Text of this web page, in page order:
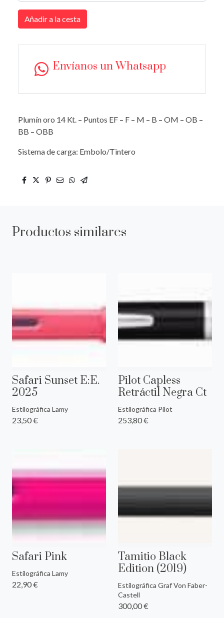
Añadir a la cesta
Envíanos un Whatsapp
Plumín oro 14 Kt. – Puntos EF – F – M – B – OM – OB –
BB – OBB
Sistema de carga: Embolo/Tintero
Productos similares
Safari Sunset E:E.
2025
Estilográfica Lamy
23,50 €
Pilot Capless
Retráctil Negra Ct
Estilográfica Pilot
253,80 €
Safari Pink
Estilográfica Lamy
22,90 €
Tamitio Black
Edition (2019)
Estilográfica Graf Von Faber-
Castell
300,00 €